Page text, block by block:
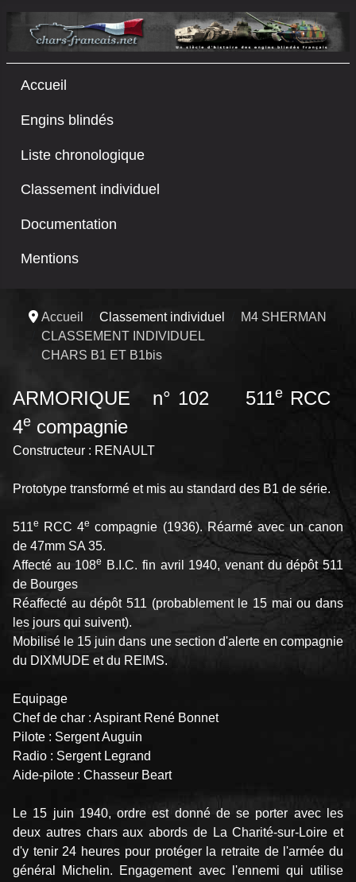
Accueil
Engins blindés
Liste chronologique
Classement individuel
Documentation
Mentions
Accueil Classement individuel
M4 SHERMAN
CLASSEMENT INDIVIDUEL
CHARS B1 ET B1bis
ARMORIQUE n° 102 511eRCC
4e compagnie
Constructeur : RENAULT
Prototype transformé et mis au standard des B1 de série.
511e RCC 4e compagnie (1936). Réarmé avec un canon
de 47mm SA 35.
Affecté au 108e
B.I.C. fin avril 1940, venant du dépôt 511
de Bourges
Réaffecté au dépôt 511 (probablement le 15 mai ou dans
les jours qui suivent).
Mobilisé le 15 juin dans une section d'alerte en compagnie
du DIXMUDE et du REIMS.
Equipage
Chef de char : Aspirant René Bonnet
Pilote : Sergent Auguin
Radio : Sergent Legrand
Aide-pilote : Chasseur Beart
Le 15 juin 1940, ordre est donné de se porter avec les
deux autres chars aux abords de La Charité-sur-Loire et
d'y tenir 24 heures pour protéger la retraite de l'armée du
général Michelin. Engagement avec l'ennemi qui utilise